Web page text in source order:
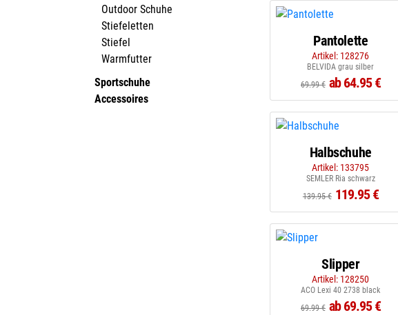
Outdoor Schuhe
Stiefeletten
Stiefel
Warmfutter
Sportschuhe
Accessoires
Pantolette
Artikel: 128276
BELVIDA grau silber
69.99 € ab 64.95 €
Halbschuhe
Artikel: 133795
SEMLER Ria schwarz
139.95 € 119.95 €
Slipper
Artikel: 128250
ACO Lexi 40 2738 black
69.99 € ab 69.95 €